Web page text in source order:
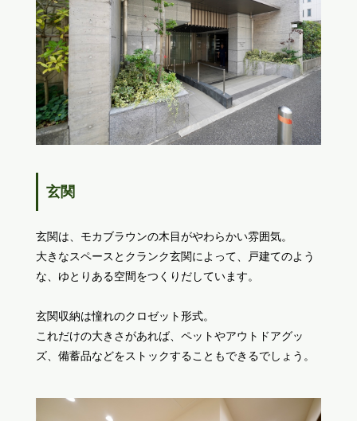
玄関
玄関は、モカブラウンの木目がやわらかい雰囲気。
大きなスペースとクランク玄関によって、戸建てのよう
な、ゆとりある空間をつくりだしています。
玄関収納は憧れのクロゼット形式。
これだけの大きさがあれば、ペットやアウトドアグッ
ズ、備蓄品などをストックすることもできるでしょう。